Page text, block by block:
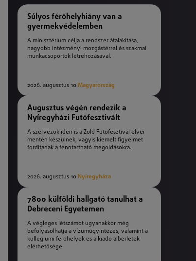
Súlyos férőhelyhiány van a
gyermekvédelemben
A minisztérium célja a rendszer átalakítása,
nagyobb intézményi mozgástérrel és szakmai
munkacsoportok létrehozásával.
2026. augusztus 10.Magyarország
Augusztus végén rendezik a
Nyíregyházi Futófesztivált
A szervezők idén is a Zöld Futófesztivál elvei
mentén készülnek, vagyis kiemelt figyelmet
fordítanak a fenntartható megoldásokra.
2026. augusztus 10. Nyíregyháza
7800 külföldi hallgató tanulhat a
Debreceni Egyetemen
A végleges létszámot ugyanakkor még
befolyásolhatja a vízumügyintézés, valamint a
kollégiumi férőhelyek és a kiadó albérletek
elérhetősége.